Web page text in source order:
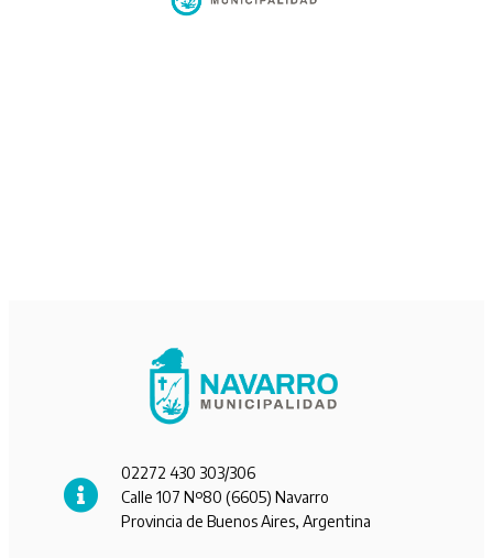
02272 430 303/306
Calle 107 Nº80 (6605) Navarro
Provincia de Buenos Aires, Argentina